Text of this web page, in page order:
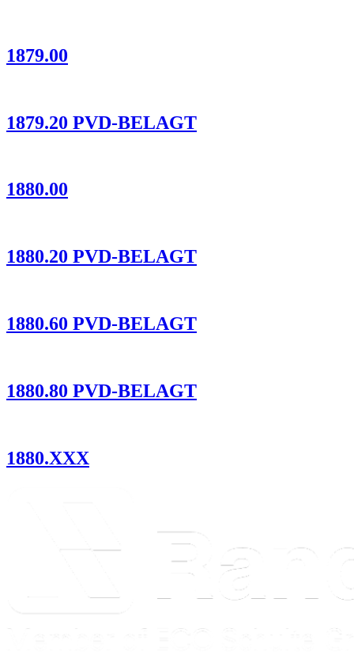
1879.00
1879.20 PVD-BELAGT
1880.00
1880.20 PVD-BELAGT
1880.60 PVD-BELAGT
1880.80 PVD-BELAGT
1880.XXX